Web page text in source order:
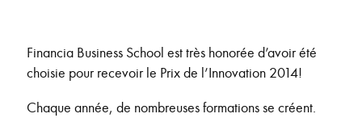
Financia Business School est très honorée d’avoir été
choisie pour recevoir le Prix de l’Innovation 2014!
Chaque année, de nombreuses formations se créent.